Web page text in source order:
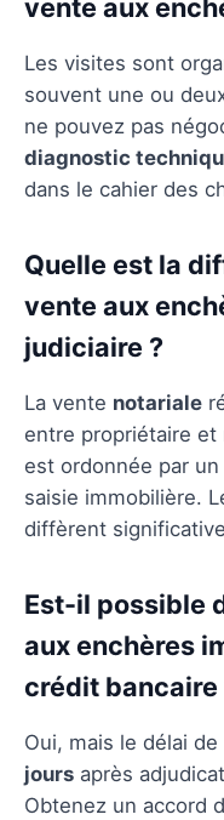
vente aux
Les visites sont
souvent une ou
ne pouvez pas
diagnostic
dans le cahier des
Quelle est la
vente aux
judiciaire ?
La vente notariale
entre propriétaire et
est ordonnée par
saisie immobilière.
diffèrent
Est-il possible
aux enchères
crédit bancaire
Oui, mais le délai
jours après
Obtenez un accord